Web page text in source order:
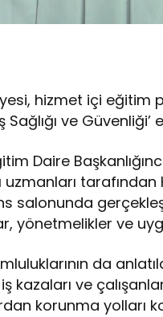
hizmet içi
ve Güvenliği’
Daire
uzmanları
salonunda
yönetmelikler ve
da
kazaları ve
korunma yolları